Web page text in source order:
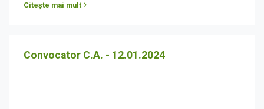
Citește mai mult
Convocator C.A. - 12.01.2024